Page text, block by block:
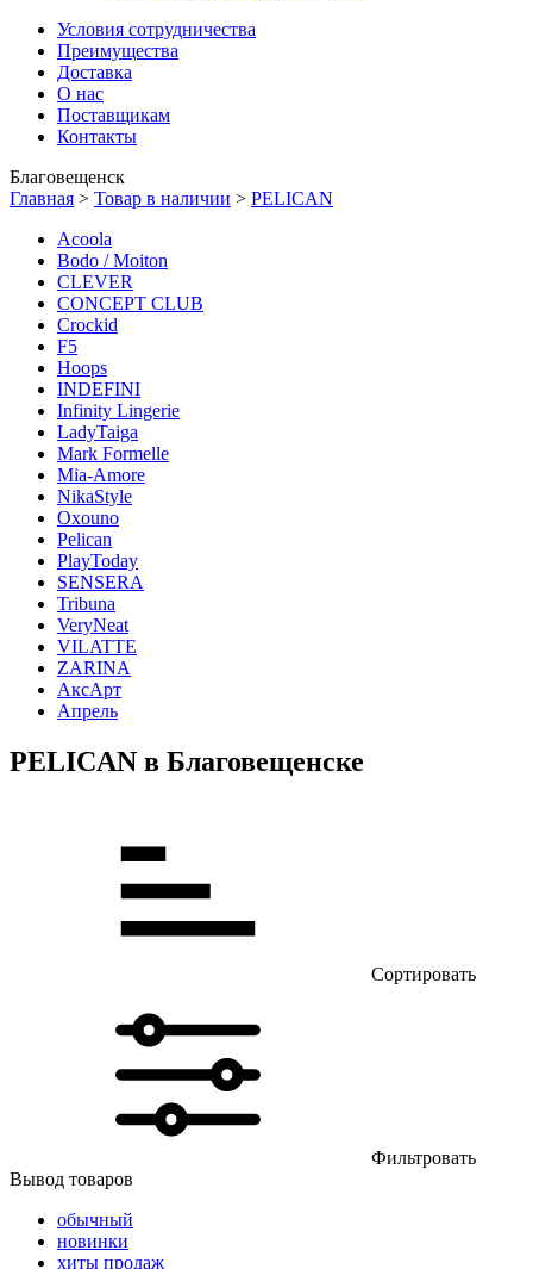
Условия сотрудничества
Преимущества
Доставка
О нас
Поставщикам
Контакты
Благовещенск
Главная > Товар в наличии > PELICAN
Acoola
Bodo / Moiton
CLEVER
CONCEPT CLUB
Crockid
F5
Hoops
INDEFINI
Infinity Lingerie
LadyTaiga
Mark Formelle
Mia-Amore
NikaStyle
Oxouno
Pelican
PlayToday
SENSERA
Tribuna
VeryNeat
VILATTE
ZARINA
АксАрт
Апрель
PELICAN в Благовещенске
Сортировать
Фильтровать
Вывод товаров
обычный
новинки
хиты продаж